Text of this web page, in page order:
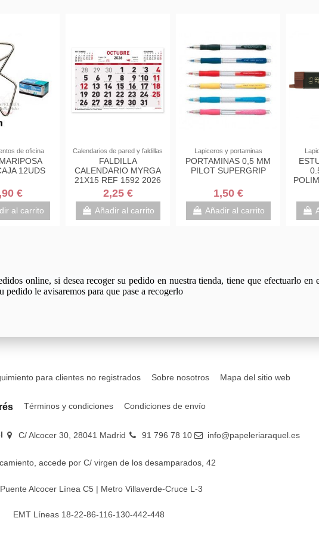
de oficina
12UDS
€
al carrito
Calendarios de pared y faldillas
FALDILLA
CALENDARIO MYRGA
21X15 REF 1592 2026
2,25 €
Añadir al carrito
Lapiceros y portaminas
PORTAMINAS 0,5 MM
PILOT SUPERGRIP
1,50 €
Añadir al carrito
online, si desea recoger su pedido en nuestra tienda, tiene que efectuarlo en
le avisaremos para que pase a recogerlo
para clientes no registrados Sobre nosotros Mapa del sitio web
Términos y condiciones Condiciones de envío
C/ Alcocer 30, 28041 Madrid 91 796 78 10 info@papeleriaraquel.es
accede por C/ virgen de los desamparados, 42
Alcocer Línea C5 | Metro Villaverde-Cruce L-3
EMT Líneas 18-22-86-116-130-442-448